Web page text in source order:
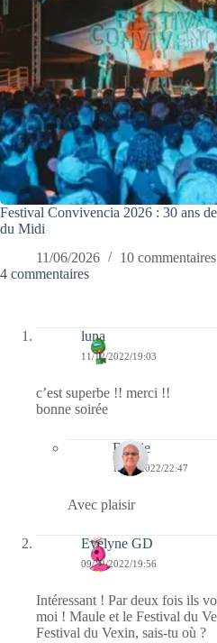
Festival Convivencia 2026 : 30 ans
du Midi
11/06/2026
10 commentaires
4 commentaires
luna
11/12/2022/19:03
c’est superbe !! merci !!
bonne soirée
Bernie
13/12/2022/22:47
Avec plaisir
Evelyne GD
09/12/2022/19:56
Intéressant ! Par deux fois ils
moi ! Maule et le Festival du
Festival du Vexin, sais-tu où ?